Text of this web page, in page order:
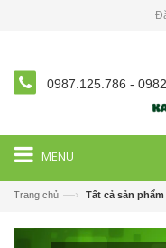
0987.125.786 -
MENU
Trang chủ —› Tất cả sản phẩm